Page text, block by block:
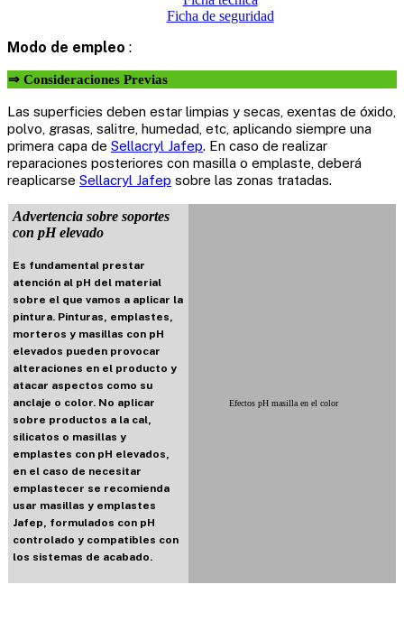
Ficha de seguridad
Modo de empleo :
⇒ Consideraciones Previas
Las superficies deben estar limpias y secas, exentas de óxido,
polvo, grasas, salitre, humedad, etc, aplicando siempre una
primera capa de Sellacryl Jafep. En caso de realizar
reparaciones posteriores con masilla o emplaste, deberá
reaplicarse Sellacryl Jafep sobre las zonas tratadas.
Advertencia sobre soportes
con pH elevado
Es fundamental prestar
atención al pH del material
sobre el que vamos a aplicar la
pintura. Pinturas, emplastes,
morteros y masillas con pH
elevados pueden provocar
alteraciones en el producto y
atacar aspectos como su
anclaje o color. No aplicar
sobre productos a la cal,
silicatos o masillas y
emplastes con pH elevados,
en el caso de necesitar
emplastecer se recomienda
usar masillas y emplastes
Jafep, formulados con pH
controlado y compatibles con
los sistemas de acabado.
Efectos pH masilla en el color